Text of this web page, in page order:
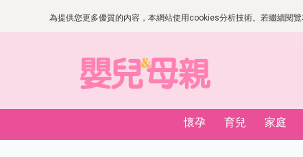
為提供您更多優質的內容，本網站使用cookies分析技術。若繼續閱
懷孕 育兒 家庭